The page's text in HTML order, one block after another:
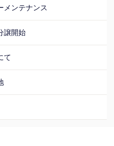
メンテナンス
譲開始
て